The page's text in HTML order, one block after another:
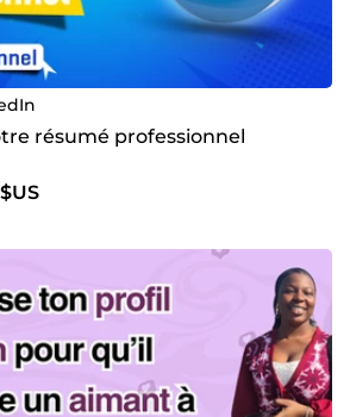
résumé professionnel